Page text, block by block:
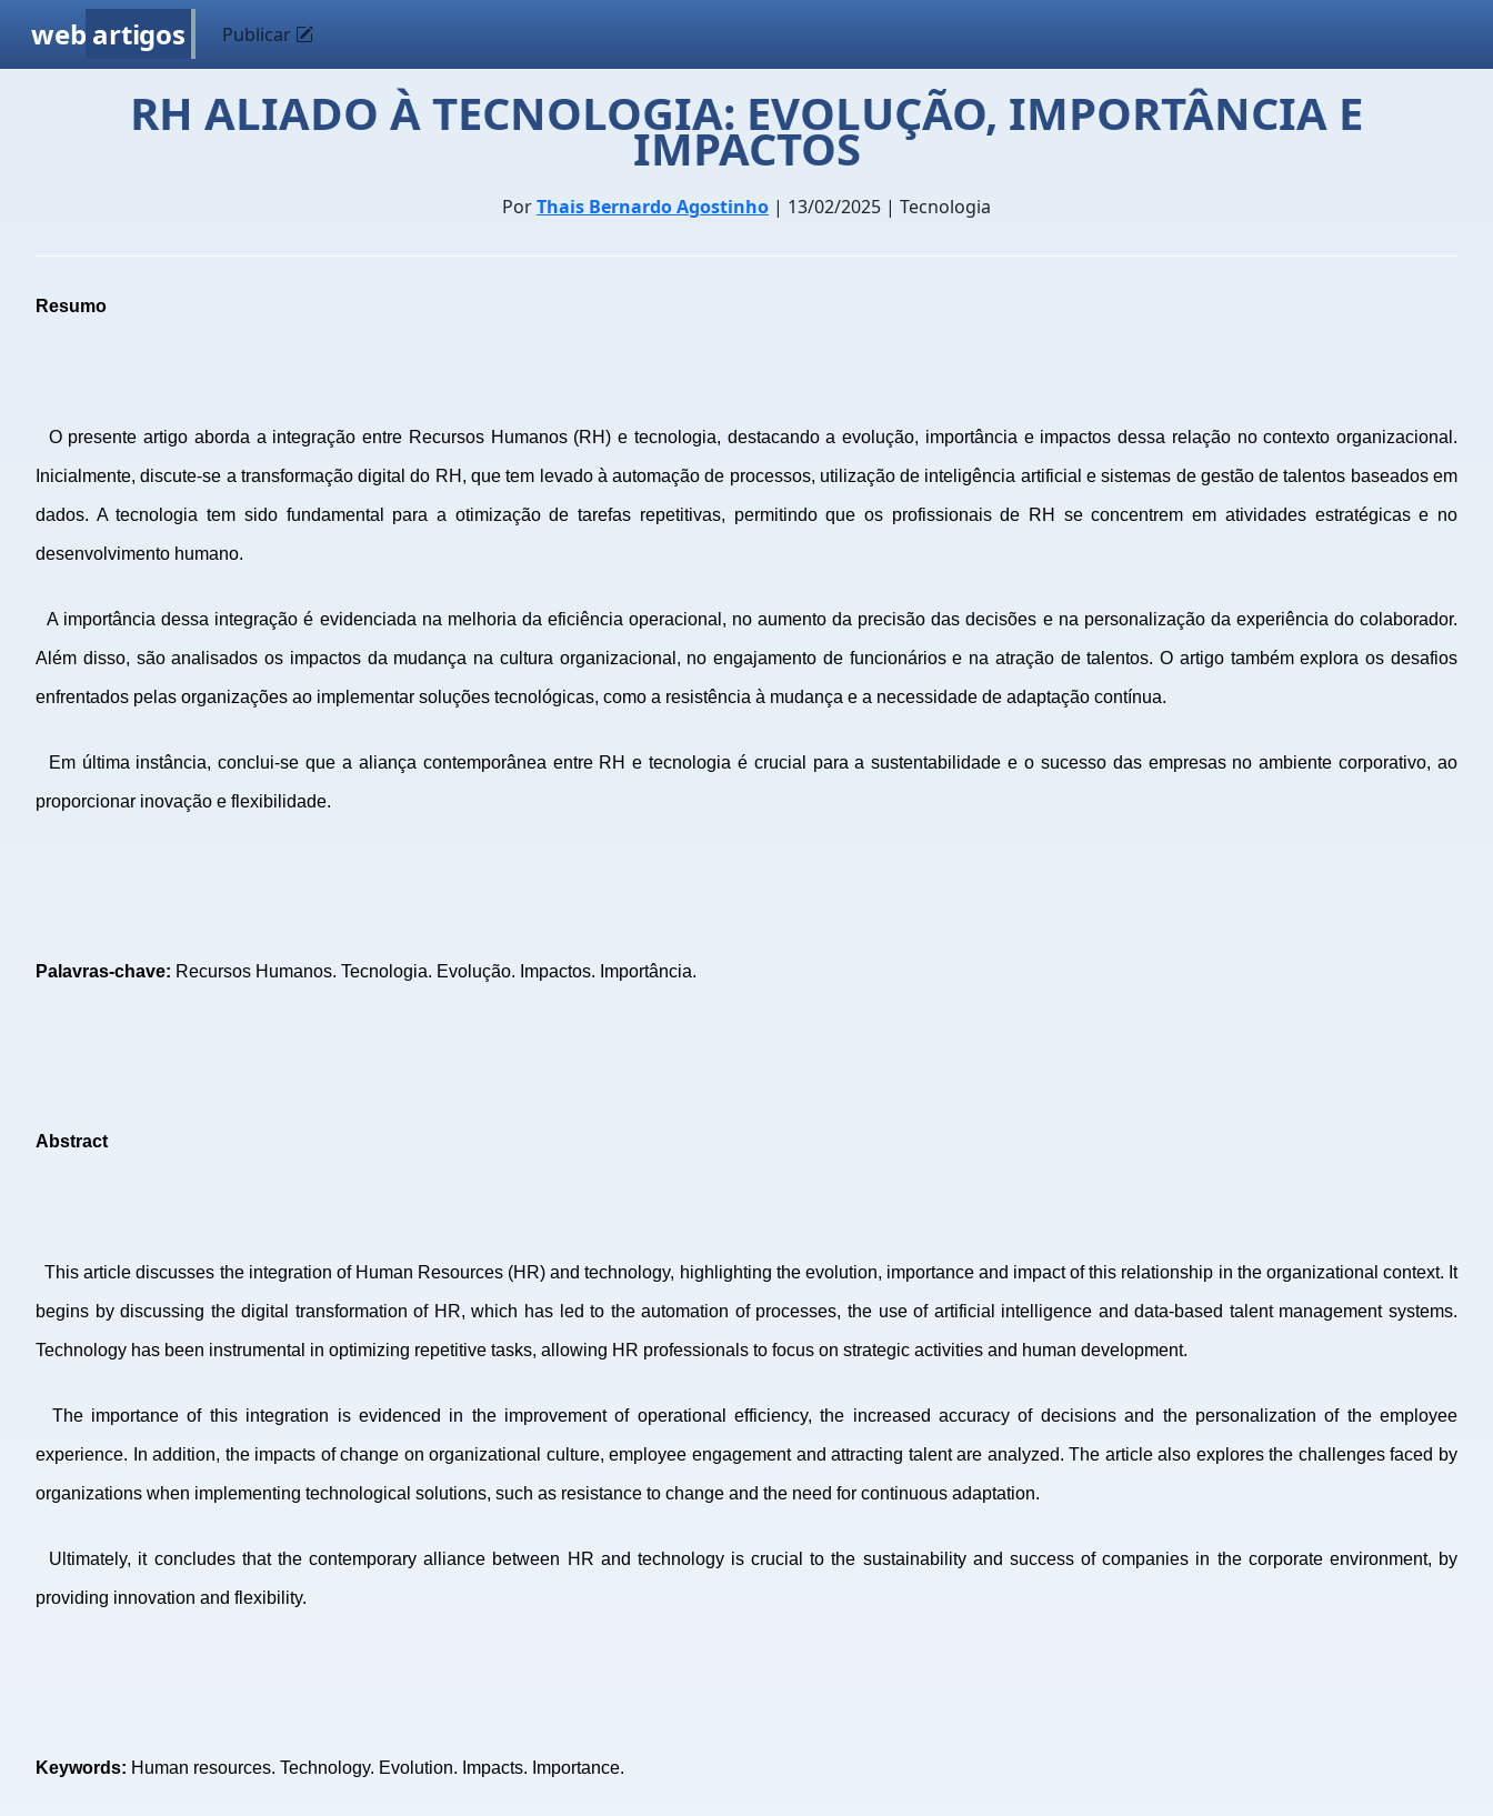
web artigos Publicar
RH ALIADO À TECNOLOGIA: EVOLUÇÃO, IMPORTÂNCIA E
IMPACTOS
PorThais Bernardo Agostinho | 13/02/2025 | Tecnologia
Resumo
O presente artigo aborda a integração entre Recursos Humanos (RH) e tecnologia, destacando a evolução, importância e impactos dessa relação no contexto organizacional.
Inicialmente, discute-se a transformação digital do RH, que tem levado à automação de processos, utilização de inteligência artificial e sistemas de gestão de talentos baseados em
dados. A tecnologia tem sido fundamental para a otimização de tarefas repetitivas, permitindo que os profissionais de RH se concentrem em atividades estratégicas e no
desenvolvimento humano.
A importância dessa integração é evidenciada na melhoria da eficiência operacional, no aumento da precisão das decisões e na personalização da experiência do colaborador.
Além disso, são analisados os impactos da mudança na cultura organizacional, no engajamento de funcionários e na atração de talentos. O artigo também explora os desafios
enfrentados pelas organizações ao implementar soluções tecnológicas, como a resistência à mudança e a necessidade de adaptação contínua.
Em última instância, conclui-se que a aliança contemporânea entre RH e tecnologia é crucial para a sustentabilidade e o sucesso das empresas no ambiente corporativo, ao
proporcionar inovação e flexibilidade.
Palavras-chave: Recursos Humanos. Tecnologia. Evolução. Impactos. Importância.
Abstract
This article discusses the integration of Human Resources (HR) and technology, highlighting the evolution, importance and impact of this relationship in the organizational context. It
begins by discussing the digital transformation of HR, which has led to the automation of processes, the use of artificial intelligence and data-based talent management systems.
Technology has been instrumental in optimizing repetitive tasks, allowing HR professionals to focus on strategic activities and human development.
The importance of this integration is evidenced in the improvement of operational efficiency, the increased accuracy of decisions and the personalization of the employee
experience. In addition, the impacts of change on organizational culture, employee engagement and attracting talent are analyzed. The article also explores the challenges faced by
organizations when implementing technological solutions, such as resistance to change and the need for continuous adaptation.
Ultimately, it concludes that the contemporary alliance between HR and technology is crucial to the sustainability and success of companies in the corporate environment, by
providing innovation and flexibility.
Keywords: Human resources. Technology. Evolution. Impacts. Importance.